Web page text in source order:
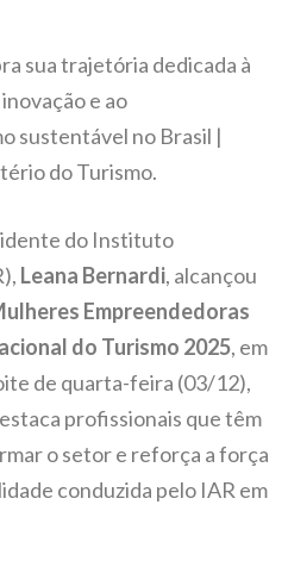
sua trajetória dedicada à
e ao
sustentável no Brasil |
do Turismo.
do Instituto
Leana Bernardi, alcançou
Empreendedoras
do Turismo 2025, em
de quarta-feira (03/12),
profissionais que têm
o setor e reforça a força
conduzida pelo IAR em